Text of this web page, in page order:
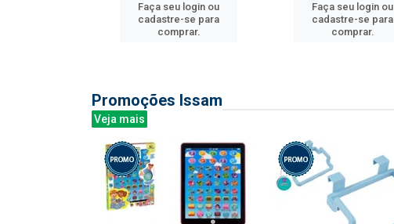
Faça seu login ou
cadastre-se para
comprar.
Faça seu login ou
cadastre-se para
comprar.
Promoções Issam
Veja mais